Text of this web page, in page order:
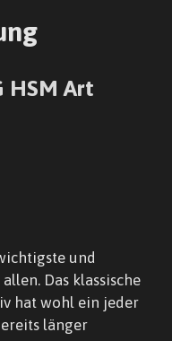
HSM Art
und
Das klassische
hat wohl ein jeder
länger